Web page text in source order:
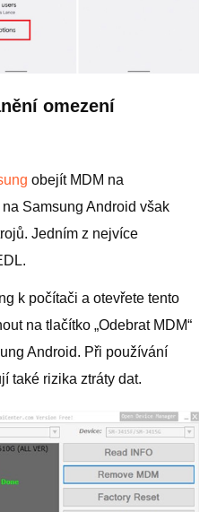
omezení
obejít MDM na
Samsung Android však
Jedním z nejvíce
k počítači a otevřete tento
na tlačítko „Odebrat MDM“
Android. Při používání
také rizika ztráty dat.